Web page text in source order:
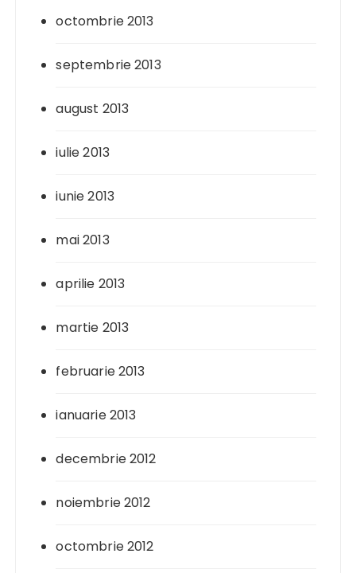
octombrie 2013
septembrie 2013
august 2013
iulie 2013
iunie 2013
mai 2013
aprilie 2013
martie 2013
februarie 2013
ianuarie 2013
decembrie 2012
noiembrie 2012
octombrie 2012